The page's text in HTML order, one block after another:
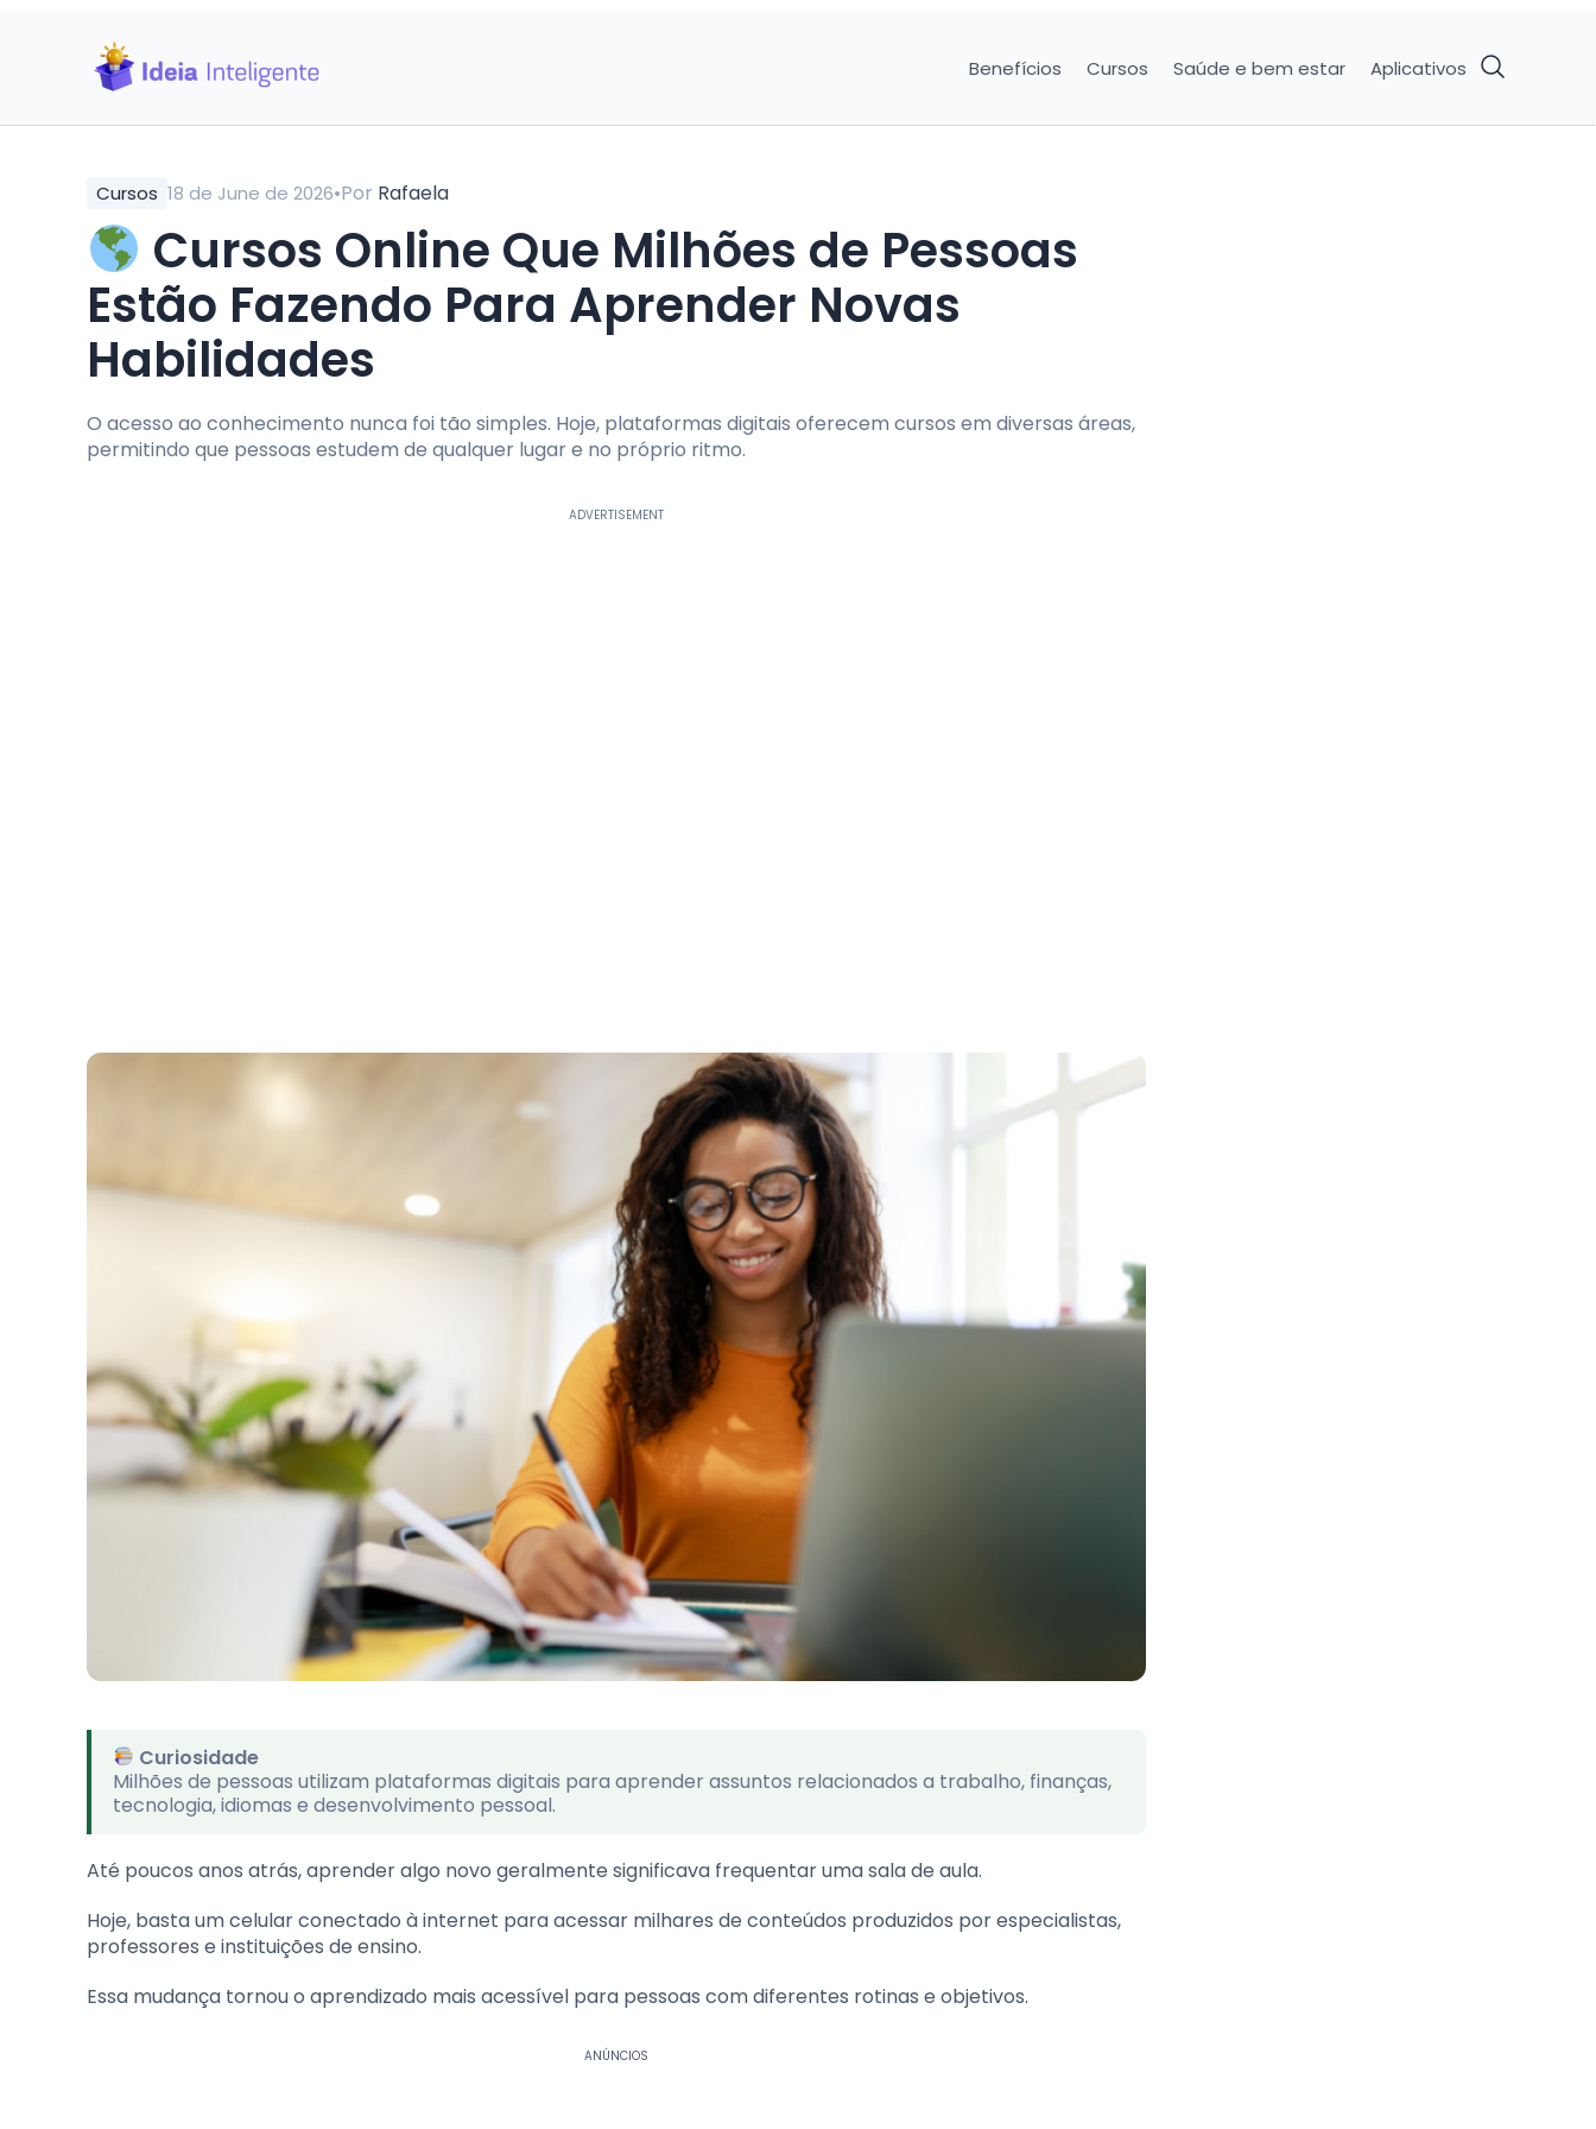
Benefícios Cursos Saúde e bem estar Aplicativos
Cursos 18 de June de 2026•Por Rafaela
Cursos Online Que Milhões de Pessoas
Estão Fazendo Para Aprender Novas
Habilidades
O acesso ao conhecimento nunca foi tão simples. Hoje, plataformas digitais oferecem cursos em diversas áreas,
permitindo que pessoas estudem de qualquer lugar e no próprio ritmo.
ADVERTISEMENT
Curiosidade
Milhões de pessoas utilizam plataformas digitais para aprender assuntos relacionados a trabalho, finanças,
tecnologia, idiomas e desenvolvimento pessoal.
Até poucos anos atrás, aprender algo novo geralmente significava frequentar uma sala de aula.
Hoje, basta um celular conectado à internet para acessar milhares de conteúdos produzidos por especialistas,
professores e instituições de ensino.
Essa mudança tornou o aprendizado mais acessível para pessoas com diferentes rotinas e objetivos.
ANÚNCIOS